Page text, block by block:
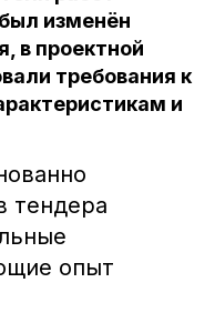
изменён
в проектной
требования к
и
тендера
опыт